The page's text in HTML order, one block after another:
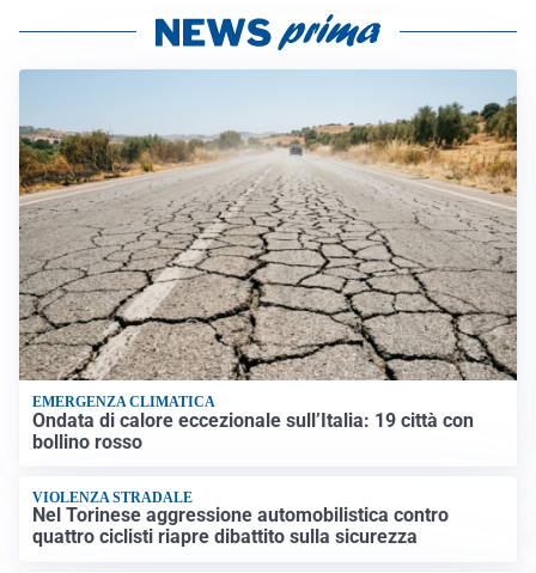
EMERGENZA CLIMATICA
Ondata di calore eccezionale sull’Italia: 19 città con
bollino rosso
VIOLENZA STRADALE
Nel Torinese aggressione automobilistica contro
quattro ciclisti riapre dibattito sulla sicurezza